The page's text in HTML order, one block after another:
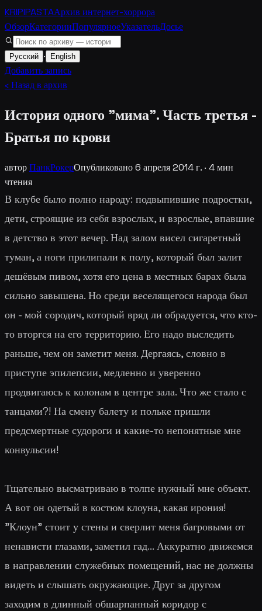
KRIPIPASTAАрхив интернет-хоррора
ОбзорКатегорииПопулярноеУказательДосье
Русский · English
Добавить запись
‹ Назад в архив
История одного "мима". Часть третья -
Братья по крови
авторПанкРокерОпубликовано6 апреля 2014 г. · 4мин
чтения
В клубе было полно народу: подвыпившие подростки,
дети, строящие из себя взрослых, и взрослые, впавшие
в детство в этот вечер. Над залом висел сигаретный
туман, а ноги прилипали к полу, который был залит
дешёвым пивом, хотя его цена в местных барах была
сильно завышена. Но среди веселящегося народа был
он - мой сородич, который вряд ли обрадуется, что кто-
то вторгся на его территорию. Его надо выследить
раньше, чем он заметит меня. Дергаясь, словно в
приступе эпилепсии, медленно и уверенно
продвигаюсь к колонам в центре зала. Что же стало с
танцами?! На смену балету и польке пришли
предсмертные судороги и какие-то непонятные мне
конвульсии!
Тщательно высматриваю в толпе нужный мне объект.
А вот он одетый в костюм клоуна, какая ирония!
"Клоун" стоит у стены и сверлит меня багровыми от
ненависти глазами, заметил гад... Аккуратно движемся
в направлении служебных помещений, нас не должны
видеть и слышать окружающие. Друг за другом
заходим в длинный обшарпанный коридор с